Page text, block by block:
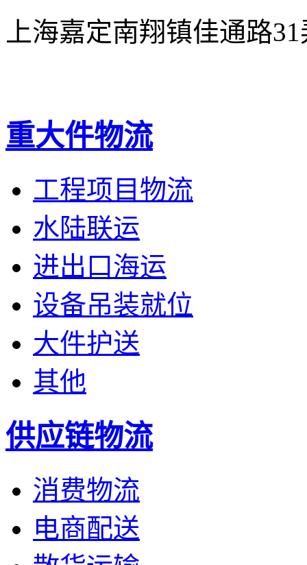
上海嘉定南翔镇佳通路
重大件物流
工程项目物流
水陆联运
进出口海运
设备吊装就位
大件护送
其他
供应链物流
消费物流
电商配送